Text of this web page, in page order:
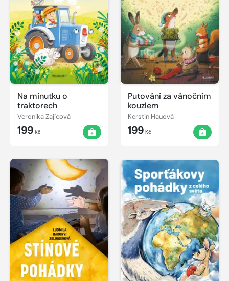
Na minutku o
traktorech
Veronika Zajícová
199 Kč
Putování za vánočním
kouzlem
Kerstin Hauová
199 Kč